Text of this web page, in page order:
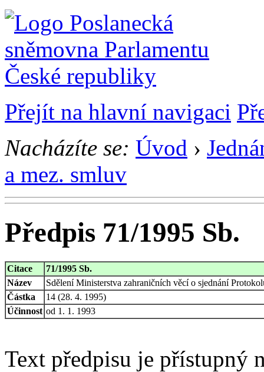
Přejít na hlavní navigaci
Nacházíte se: Úvod ›
a mez. smluv
Předpis 71/1995 Sb.
Citace
71/1995 Sb.
Název
Sdělení Ministerstva zahraničních věcí o sjednání
Částka
14 (28. 4. 1995)
Účinnost od 1. 1. 1993
Text předpisu je přístupný